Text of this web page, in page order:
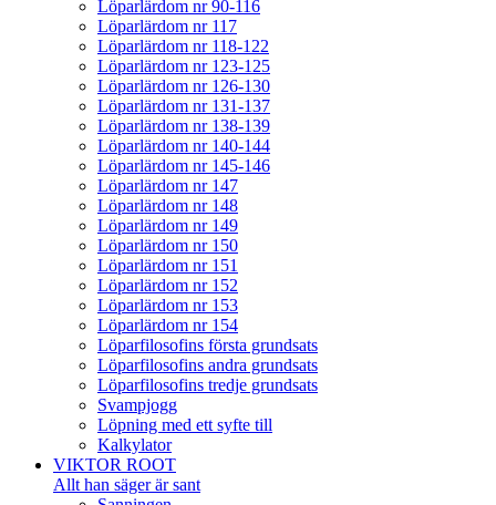
Löparlärdom nr 90-116
Löparlärdom nr 117
Löparlärdom nr 118-122
Löparlärdom nr 123-125
Löparlärdom nr 126-130
Löparlärdom nr 131-137
Löparlärdom nr 138-139
Löparlärdom nr 140-144
Löparlärdom nr 145-146
Löparlärdom nr 147
Löparlärdom nr 148
Löparlärdom nr 149
Löparlärdom nr 150
Löparlärdom nr 151
Löparlärdom nr 152
Löparlärdom nr 153
Löparlärdom nr 154
Löparfilosofins första grundsats
Löparfilosofins andra grundsats
Löparfilosofins tredje grundsats
Svampjogg
Löpning med ett syfte till
Kalkylator
VIKTOR ROOT
Allt han säger är sant